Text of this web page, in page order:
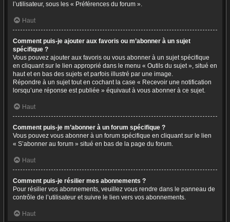
l’utilisateur, sous les « Préférences du forum ».
Haut
Comment puis-je ajouter aux favoris ou m’abonner à un sujet
spécifique ?
Vous pouvez ajouter aux favoris ou vous abonner à un sujet spécifique
en cliquant sur le lien approprié dans le menu « Outils du sujet », situé en
haut et en bas des sujets et parfois illustré par une image.
Répondre à un sujet tout en cochant la case « Recevoir une notification
lorsqu’une réponse est publiée » équivaut à vous abonner à ce sujet.
Haut
Comment puis-je m’abonner à un forum spécifique ?
Vous pouvez vous abonner à un forum spécifique en cliquant sur le lien
« S’abonner au forum » situé en bas de la page du forum.
Haut
Comment puis-je résilier mes abonnements ?
Pour résilier vos abonnements, veuillez vous rendre dans le panneau de
contrôle de l’utilisateur et suivre le lien vers vos abonnements.
Haut